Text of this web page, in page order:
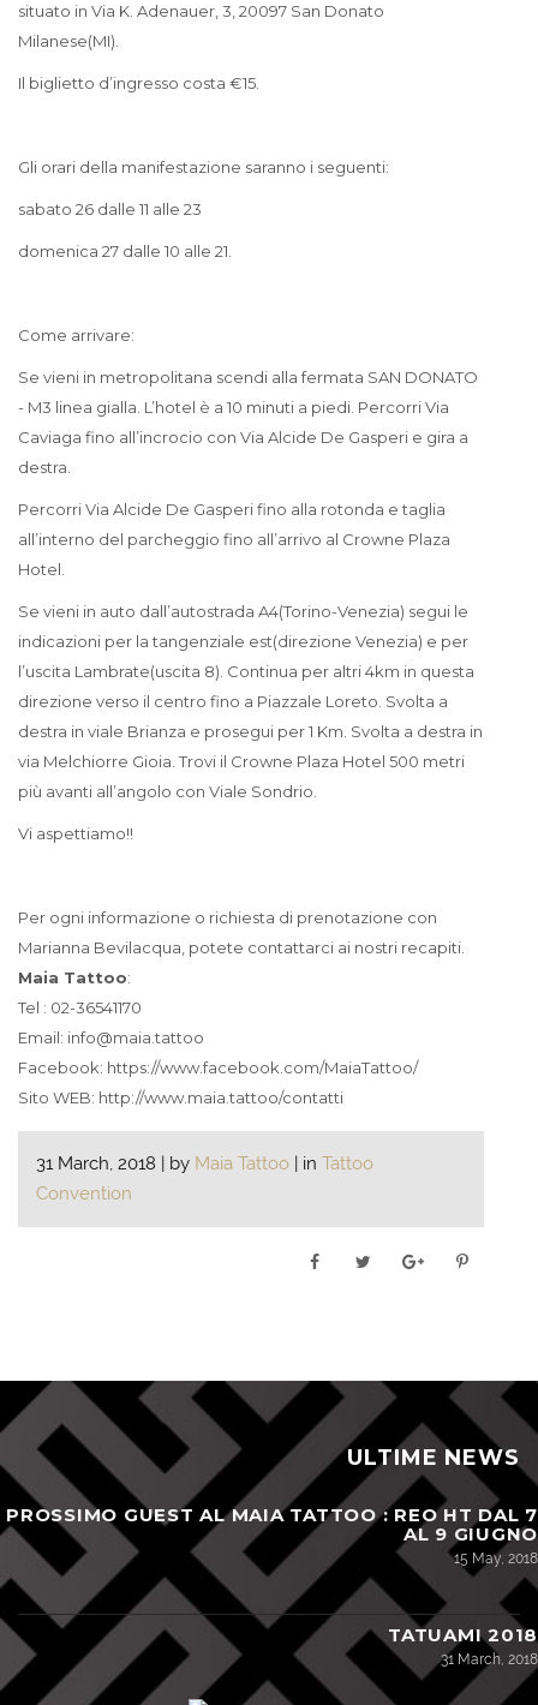
situato in Via K. Adenauer, 3, 20097 San Donato
Milanese(MI).
Il biglietto d’ingresso costa €15.
Gli orari della manifestazione saranno i seguenti:
sabato 26 dalle 11 alle 23
domenica 27 dalle 10 alle 21.
Come arrivare:
Se vieni in metropolitana scendi alla fermata SAN DONATO
- M3 linea gialla. L’hotel è a 10 minuti a piedi. Percorri Via
Caviaga fino all’incrocio con Via Alcide De Gasperi e gira a
destra.
Percorri Via Alcide De Gasperi fino alla rotonda e taglia
all’interno del parcheggio fino all’arrivo al Crowne Plaza
Hotel.
Se vieni in auto dall’autostrada A4(Torino-Venezia) segui le
indicazioni per la tangenziale est(direzione Venezia) e per
l’uscita Lambrate(uscita 8). Continua per altri 4km in questa
direzione verso il centro fino a Piazzale Loreto. Svolta a
destra in viale Brianza e prosegui per 1 Km. Svolta a destra in
via Melchiorre Gioia. Trovi il Crowne Plaza Hotel 500 metri
più avanti all’angolo con Viale Sondrio.
Vi aspettiamo!!
Per ogni informazione o richiesta di prenotazione con
Marianna Bevilacqua, potete contattarci ai nostri recapiti.
Maia Tattoo:
Tel : 02-36541170
Email: info@maia.tattoo
Facebook: https://www.facebook.com/MaiaTattoo/
Sito WEB: http://www.maia.tattoo/contatti
31 March, 2018 | by Maia Tattoo | in Tattoo
Convention
ULTIME NEWS
PROSSIMO GUEST AL MAIA TATTOO : REO HT DAL 7
AL 9 GIUGNO
15 May, 2018
TATUAMI 2018
31 March, 2018